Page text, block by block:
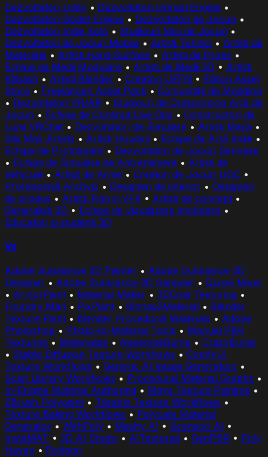
Dezvoltatori Unity • Dezvoltatori Unreal Engine •
Dezvoltatori Godot Engine • Dezvoltatori de Jocuri •
Dezvoltatori Indie Solo • Studiouri Mici de Jocuri •
Dezvoltatori de Jocuri Mobile • Artiști Tehnici • Artiști de
Materiale • Artiști Hard-Surface • Artiști de Props •
Echipe de Medii Modulare • Artiști de Medii 3D • Artiști
Kitbash • Artiști Blender • Creatori UEFN • Editori Asset
Store • Freelanceri Asset Pack • Comunități de Modding
• Dezvoltatori VR/AR • Studiouri de Outsourcing Artă de
Jocuri • Echipe de Conținut Live Ops • Constructori de
Lumi VRChat • Dezvoltatori de Simulare • Artiști Maya •
3ds Max Artists • Artiști Houdini • Echipe de Artă Indie •
Echipe de Prototipare • Dezvoltatori de Jocuri Serioase
• Echipe de Simulare de Antrenament • Artiști de
Vehicule • Artiști de Arme • Creatori de Jocuri UGC •
Profesionisti Archviz • Designeri de interior • Designeri
de produs • Artisti Film si VFX • Artisti de concept •
Generalisti 3D • Echipe de vizualizare imobiliara •
Educatori si studenti 3D
Vs
Adobe Substance 3D Painter • Adobe Substance 3D
Designer • Adobe Substance 3D Sampler • Quixel Mixer
• ArmorPaint • Material Maker • 3DCoat Texturing •
Foundry Mari • PixPlant • Bitmap2Material • Blender
Texture Paint • Blender Procedural Materials • Adobe
Photoshop • Photo-to-Material Tools • Manual PBR
Texturing • Materialize • AwesomeBump • CrazyBump
• Stable Diffusion Texture Workflows • ComfyUI
Texture Workflows • Generic AI Image Generators •
Scan Library Workflows • Procedural Material Graphs •
In-Engine Material Authoring • Maya Texture Painting •
ZBrush Polypaint • Tileable Texture Workflows •
Texture Baking Workflows • Polycam Material
Generator • WithPoly • Meshy AI • Scenario AI •
InstaMAT • 3D AI Studio • AITextured • GenPBR • Poly
Haven • Poliigon